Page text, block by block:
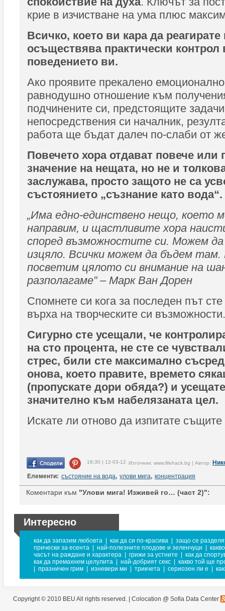
крие в изчистване на ума плюс
Всичко, което ви кара да реагирате
осъществява практически контрол
поведението ви.
Ако проявите прекалено
равнодушно отношение към
подчинените си, предстоящите
непосредствения си началник,
работа ще бъдат далеч по-слаби от
Повечето хора отдават повече или
значение на нещата, но не и
заслужава, просто защото не са
състоянието „съзнание като вода“.
„Има едно-единствено нещо, което
направим, и щастливите хора
според възможностите си. Можем
изцяло. Всички можем да бъдем
посветим цялото си внимание на
разполагаме” – Марк Ван Дорен
Спомнете си кога за последен път
върха на творческите си възможности.
Сигурно сте усещали, че
на сто процента, не сте се
стрес, били сте максимално
онова, което правите, времето
(пропускате дори обяда?) и
значително към набелязаната цел.
Искате ли отново да изпитате
18:30 | 12-03-12 Източник: www.lifehack.bg | Автор:
Елементи: състояние на вода, улови мига, концентрация
Коментари към "Улови мига! Изживей го… (част 2)":
Интересно
как да запазим любовта как да си по-красива
защо се
прически за есента
най-полезните плодове и зеленчуци
часът на раждане и характера
грижи за устните
как да
как да премахнем целулита
най-добрият секс
какво той ще
празничен грим изневери ми трикчета сериозен ли е
Copyright © 2010 BEU All rights reserved. | Colocation @ Sofia Data Center